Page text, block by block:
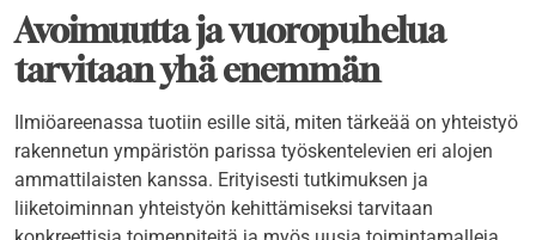
Avoimuutta ja vuoropuhelua
tarvitaan yhä enemmän
Ilmiöareenassa tuotiin esille sitä, miten tärkeää on yhteistyö
rakennetun ympäristön parissa työskentelevien eri alojen
ammattilaisten kanssa. Erityisesti tutkimuksen ja
liiketoiminnan yhteistyön kehittämiseksi tarvitaan